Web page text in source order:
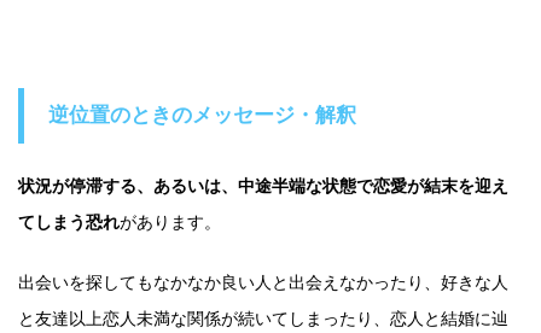
逆位置のときのメッセージ・解釈
状況が停滞する、あるいは、中途半端な状態で恋愛が結末を迎え
てしまう恐れがあります。
出会いを探してもなかなか良い人と出会えなかったり、好きな人
と友達以上恋人未満な関係が続いてしまったり、恋人と結婚に辿